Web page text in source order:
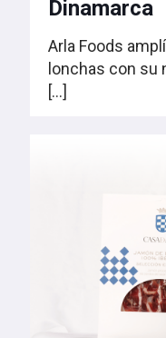
Dinamarca
Arla Foods
lonchas con su
[…]